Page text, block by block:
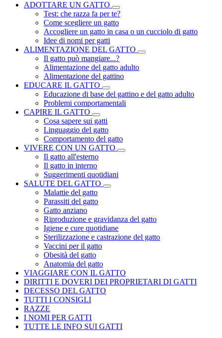
ADOTTARE UN GATTO
Test: che razza fa per te?
Come scegliere un gatto
Accogliere un gatto in casa o un cucciolo di gatto
Idee di nomi per gatti
ALIMENTAZIONE DEL GATTO
Il gatto può mangiare...?
Alimentazione del gatto adulto
Alimentazione del gattino
EDUCARE IL GATTO
Educazione di base del gattino e del gatto adulto
Problemi comportamentali
CAPIRE IL GATTO
Cosa sapere sui gatti
Linguaggio del gatto
Comportamento del gatto
VIVERE CON UN GATTO
Il gatto all'esterno
Il gatto in interno
Suggerimenti quotidiani
SALUTE DEL GATTO
Malattie del gatto
Parassiti del gatto
Gatto anziano
Riproduzione e gravidanza del gatto
Igiene e cure quotidiane
Sterilizzazione e castrazione del gatto
Vaccini per il gatto
Obesità del gatto
Anatomia del gatto
VIAGGIARE CON IL GATTO
DIRITTI E DOVERI DEI PROPRIETARI DI GATTI
DECESSO DEL GATTO
TUTTI I CONSIGLI
RAZZE
I NOMI PER GATTI
TUTTE LE INFO SUI GATTI